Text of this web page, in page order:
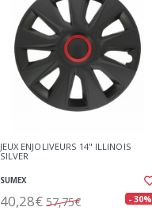
JEUX ENJOLIVEURS 14" ILLINOIS
SILVER
SUMEX
40,28€ 57,75€ - 30%